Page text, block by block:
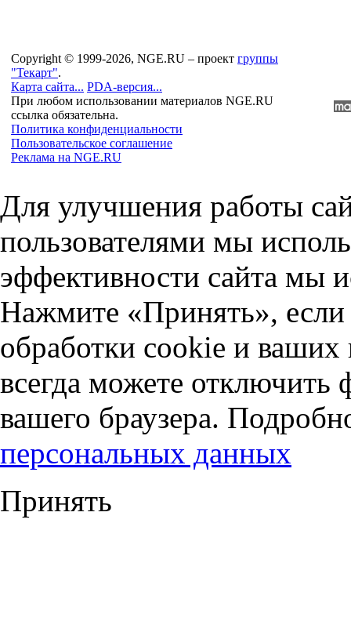
Copyright © 1999-2026, NGE.RU – проект группы
"Текарт".
Карта сайта... PDA-версия...
При любом использовании материалов NGE.RU
ссылка обязательна.
Политика конфиденциальности
Пользовательское соглашение
Реклама на NGE.RU
Для улучшения работы
пользователями мы
эффективности сайта мы
Нажмите «Принять», если
обработки cookie и
всегда можете отключить
вашего браузера.
персональных данных
Принять